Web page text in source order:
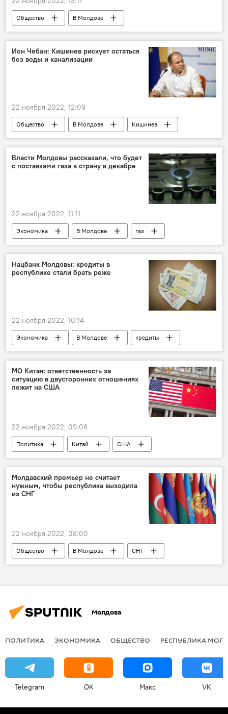
Общество
В Молдове
Приднестровье
ООН ОБСЕ
Ион Чебан: Кишинев рискует остаться
без воды и канализации
22 ноября 2022, 12:09
Общество В Молдове
Кишинев
вода
канализация
Власти Молдовы рассказали, что будет
с поставками газа в страну в декабре
22 ноября 2022, 11:11
Экономика В Молдове
газ
поставки
Нацбанк Молдовы: кредиты в
республике стали брать реже
22 ноября 2022, 10:14
Экономика В Молдове кредиты
МО Китая: ответственность за
ситуацию в двусторонних отношениях
лежит на США
22 ноября 2022, 09:06
Политика Китай США
Молдавский премьер не считает
нужным, чтобы республика выходила
из СНГ
22 ноября 2022, 08:00
Общество В Молдове
СНГ
премьер
Наталья Гаврилица
Молдова
ПОЛИТИКА ЭКОНОМИКА ОБЩЕСТВО РЕСПУБЛИКА
Telegram OK Макс VK